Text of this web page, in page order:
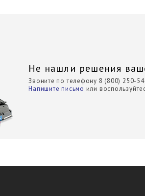
Не нашли решения
Звоните по телефону 8 (800) 250-
Напишите письмо или